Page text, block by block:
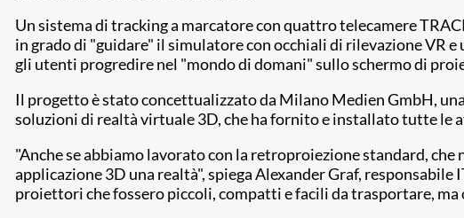
Un sistema di tracking a marcatore con quattro telecamere
in grado di "guidare" il simulatore con occhiali di rilevazione VR
gli utenti progredire nel "mondo di domani" sullo schermo di
Il progetto è stato concettualizzato da Milano Medien GmbH,
soluzioni di realtà virtuale 3D, che ha fornito e installato tutte le
"Anche se abbiamo lavorato con la retroproiezione standard,
applicazione 3D una realtà", spiega Alexander Graf,
proiettori che fossero piccoli, compatti e facili da trasportare, ma